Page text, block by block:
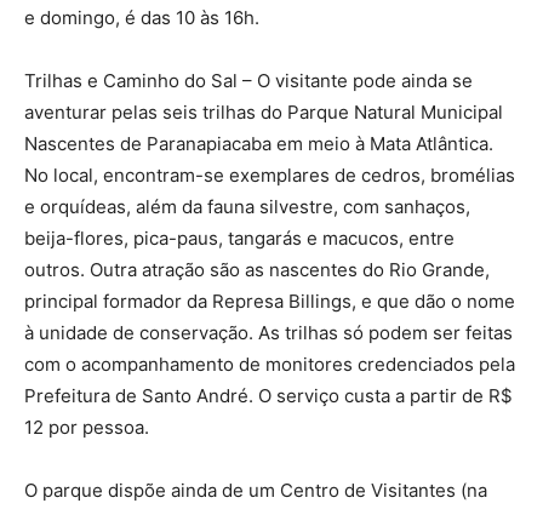
e domingo, é das 10 às 16h.
Trilhas e Caminho do Sal – O visitante pode ainda se
aventurar pelas seis trilhas do Parque Natural Municipal
Nascentes de Paranapiacaba em meio à Mata Atlântica.
No local, encontram-se exemplares de cedros, bromélias
e orquídeas, além da fauna silvestre, com sanhaços,
beija-flores, pica-paus, tangarás e macucos, entre
outros. Outra atração são as nascentes do Rio Grande,
principal formador da Represa Billings, e que dão o nome
à unidade de conservação. As trilhas só podem ser feitas
com o acompanhamento de monitores credenciados pela
Prefeitura de Santo André. O serviço custa a partir de R$
12 por pessoa.
O parque dispõe ainda de um Centro de Visitantes (na